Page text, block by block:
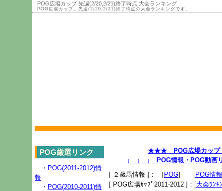
POG広場カップ 先週(2/20,2/21)終了時点 大会ランキング
POG広場カップ、先週(2/20,2/21)終了時点の大会ランキングです。
POG厳選リンク
・ POG(2011-2012)情
報
・ POG(2010-2011)情
★★★ POG広場カッ
↓ ↓ ↓ POG情報・POG動画
[ ２歳馬情報 ]： [POG] [POG情報
[ POG広場ｶｯﾌﾟ2011-2012 ]：[大会ﾗﾝｷ